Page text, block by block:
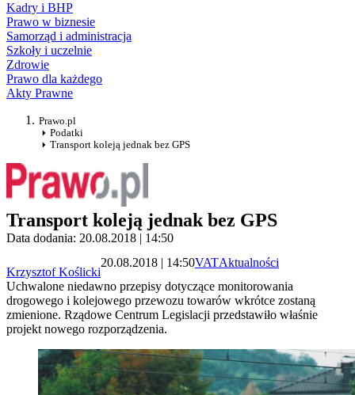
Kadry i BHP
Prawo w biznesie
Samorząd i administracja
Szkoły i uczelnie
Zdrowie
Prawo dla każdego
Akty Prawne
Prawo.pl
Podatki
Transport koleją jednak bez GPS
Transport koleją jednak bez GPS
Data dodania: 20.08.2018 | 14:50
Krzysztof Koślicki
20.08.2018 | 14:50VATAktualności
Uchwalone niedawno przepisy dotyczące monitorowania
drogowego i kolejowego przewozu towarów wkrótce zostaną
zmienione. Rządowe Centrum Legislacji przedstawiło właśnie
projekt nowego rozporządzenia.